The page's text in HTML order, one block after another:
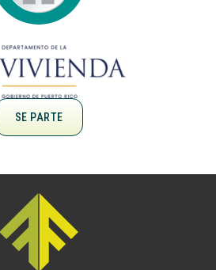
SE PARTE